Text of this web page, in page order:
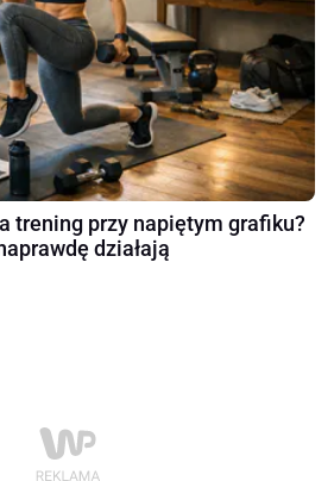
trening przy napiętym grafiku?
działają